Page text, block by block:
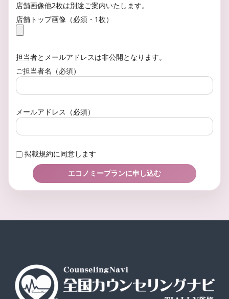
店舗画像他2枚は別途ご案内いたします。
店舗トップ画像（必須・1枚）
担当者とメールアドレスは非公開となります。
ご担当者名（必須）
メールアドレス（必須）
掲載規約に同意します